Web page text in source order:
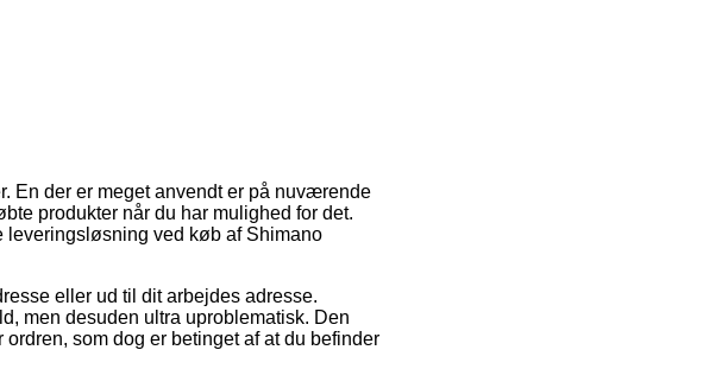
En der er meget anvendt er på nuværende
produkter når du har mulighed for det.
leveringsløsning ved køb af Shimano
eller ud til dit arbejdes adresse.
men desuden ultra uproblematisk. Den
som dog er betinget af at du befinder